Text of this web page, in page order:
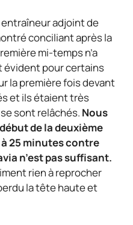
adjoint de
conciliant après la
mi-temps n’a
évident pour certains
la première fois devant
et ils étaient très
sont relâchés. Nous
de la deuxième
25 minutes contre
n’est pas suffisant.
rien à reprocher
la tête haute et